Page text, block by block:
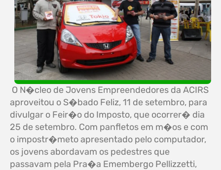
O N�cleo de Jovens Empreendedores da ACIRS
aproveitou o S�bado Feliz, 11 de setembro, para
divulgar o Feir�o do Imposto, que ocorrer� dia
25 de setembro. Com panfletos em m�os e com
o impostr�meto apresentado pelo computador,
os jovens abordavam os pedestres que
passavam pela Pra�a Emembergo Pellizzetti,